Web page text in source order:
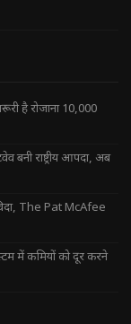
है रोजाना 10,000
बनी राष्ट्रीय आपदा, अब
The Pat McAfee
में कमियों को दूर करने